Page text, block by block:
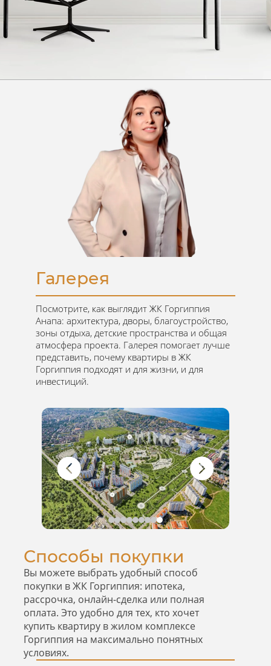
Отправить заявку
Получите презентацию
проекта
Планировки апартаментов
Описание инфраструктуры
Актуальные цены и скидки
Документация по проекту
Бесплатно поможем рассчитать
ипотека жк горгиппия и
подобрать подходящие условия.
Сравним программы банков и
поможем выбрать удобный
платёж
Подскажем, как купить квартиру
от застройщика с комфортным
первоначальным взносом.
Подготовим документы и
Галерея
Посмотрите, как выглядит ЖК Горгиппия
Анапа: архитектура, дворы, благоустройство,
зоны отдыха, детские пространства и общая
атмосфера проекта. Галерея помогает лучше
представить, почему квартиры в ЖК
Горгиппия подходят и для жизни, и для
инвестиций.
Способы покупки
Вы можете выбрать удобный способ
покупки в ЖК Горгиппия: ипотека,
рассрочка, онлайн-сделка или полная
оплата. Это удобно для тех, кто хочет
купить квартиру в жилом комплексе
Горгиппия на максимально понятных
условиях.